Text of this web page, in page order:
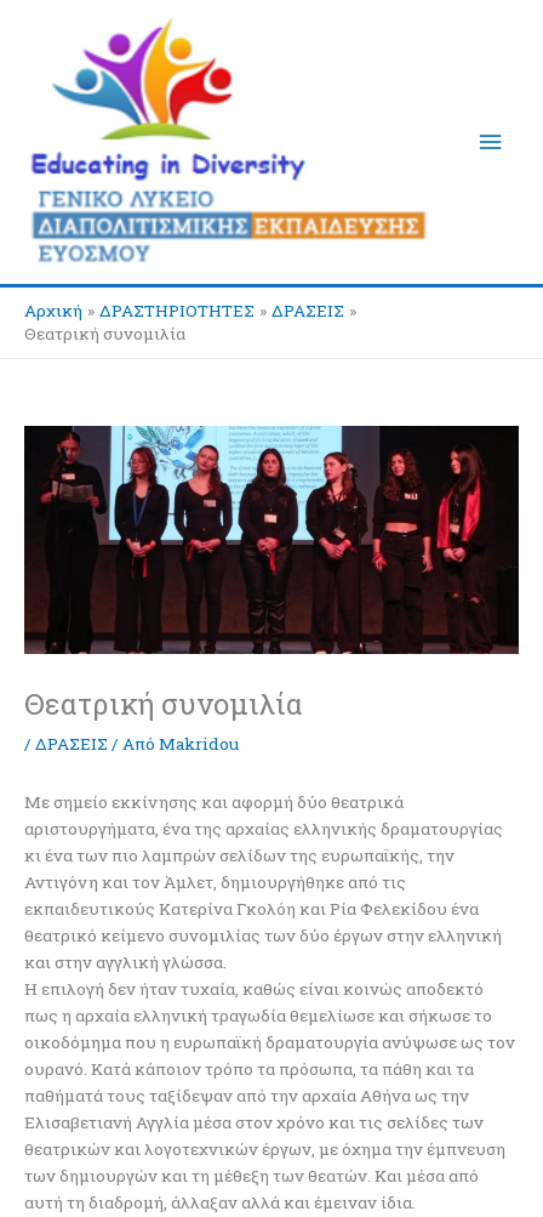
περιεχόμενο
Αρχική ΔΡΑΣΤΗΡΙΟΤΗΤΕΣ
ΔΡΑΣΕΙΣ
Θεατρική συνομιλία
Θεατρική συνομιλία
/ ΔΡΑΣΕΙΣ / Από Makridou
Με σημείο εκκίνησης και αφορμή δύο θεατρικά
αριστουργήματα, ένα της αρχαίας ελληνικής δραματουργίας
κι ένα των πιο λαμπρών σελίδων της ευρωπαϊκής, την
Αντιγόνη και τον Άμλετ, δημιουργήθηκε από τις
εκπαιδευτικούς Κατερίνα Γκολόη και Ρία Φελεκίδου ένα
θεατρικό κείμενο συνομιλίας των δύο έργων στην ελληνική
και στην αγγλική γλώσσα.
Η επιλογή δεν ήταν τυχαία, καθώς είναι κοινώς αποδεκτό
πως η αρχαία ελληνική τραγωδία θεμελίωσε και σήκωσε το
οικοδόμημα που η ευρωπαϊκή δραματουργία ανύψωσε ως τον
ουρανό. Κατά κάποιον τρόπο τα πρόσωπα, τα πάθη και τα
παθήματά τους ταξίδεψαν από την αρχαία Αθήνα ως την
Ελισαβετιανή Αγγλία μέσα στον χρόνο και τις σελίδες των
θεατρικών και λογοτεχνικών έργων, με όχημα την έμπνευση
των δημιουργών και τη μέθεξη των θεατών. Και μέσα από
αυτή τη διαδρομή, άλλαξαν αλλά και έμειναν ίδια.